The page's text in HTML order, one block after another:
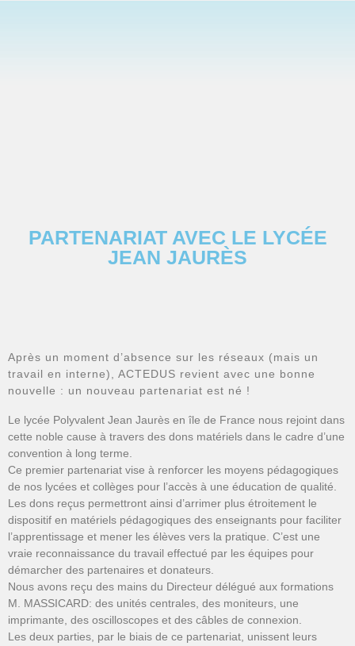
PARTENARIAT AVEC LE LYCÉE
JEAN JAURÈS
Après un moment d’absence sur les réseaux (mais un
travail en interne), ACTEDUS revient avec une bonne
nouvelle : un nouveau partenariat est né !
Le lycée Polyvalent Jean Jaurès en île de France nous rejoint dans
cette noble cause à travers des dons matériels dans le cadre d’une
convention à long terme.
Ce premier partenariat vise à renforcer les moyens pédagogiques
de nos lycées et collèges pour l’accès à une éducation de qualité.
Les dons reçus permettront ainsi d’arrimer plus étroitement le
dispositif en matériels pédagogiques des enseignants pour faciliter
l’apprentissage et mener les élèves vers la pratique. C’est une
vraie reconnaissance du travail effectué par les équipes pour
démarcher des partenaires et donateurs.
Nous avons reçu des mains du Directeur délégué aux formations
M. MASSICARD: des unités centrales, des moniteurs, une
imprimante, des oscilloscopes et des câbles de connexion.
Les deux parties, par le biais de ce partenariat, unissent leurs